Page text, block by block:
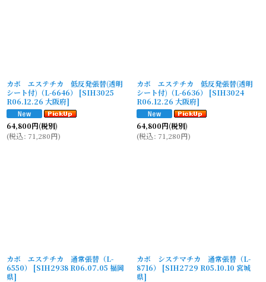
カボ エステチカ 低反発張替(透明
シート付)（L-6646）
[SIH3025
R06.12.26 大阪府]
64,800円(税別)
(税込: 71,280円)
カボ エステチカ 低反発張替(透明
シート付)（L-6636）
[SIH3024
R06.12.26 大阪府]
64,800円(税別)
(税込: 71,280円)
カボ エステチカ 通常張替（L-
6550）
[SIH2938 R06.07.05 福岡
県]
カボ システマチカ 通常張替（L-
8716）
[SIH2729 R05.10.10 宮城
県]